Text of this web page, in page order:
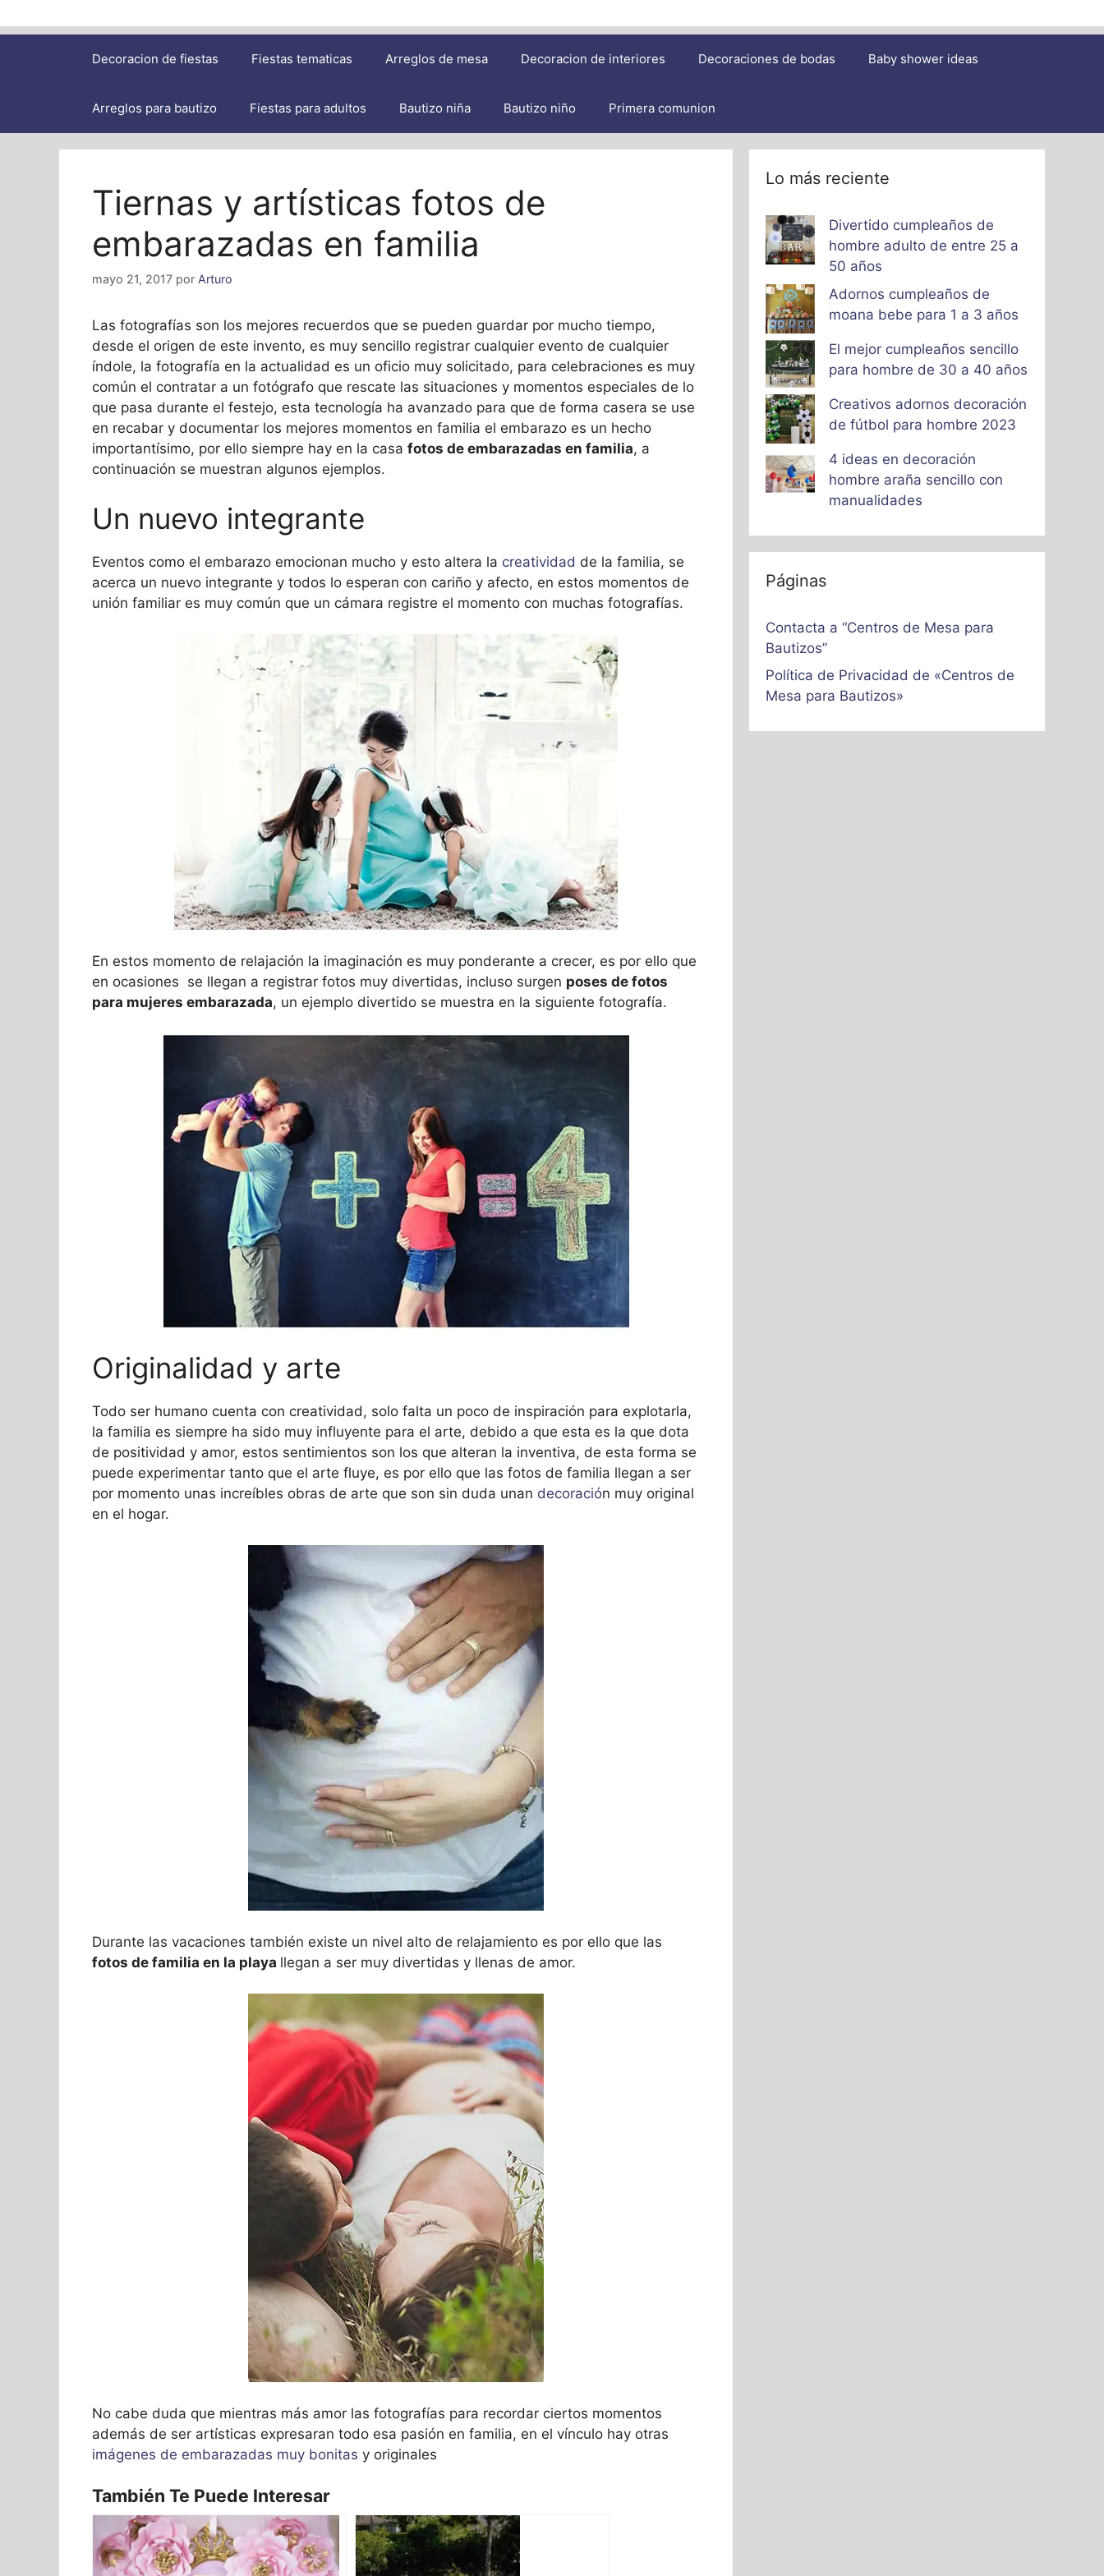
Decoracion de fiestas Fiestas tematicas Arreglos de mesa Decoracion de interiores Decoraciones de bodas Baby shower ideas
Arreglos para bautizo Fiestas para adultos Bautizo niña Bautizo niño Primera comunion
Tiernas y artísticas fotos de
embarazadas en familia
mayo 21, 2017 por Arturo
Las fotografías son los mejores recuerdos que se pueden guardar por mucho tiempo,
desde el origen de este invento, es muy sencillo registrar cualquier evento de cualquier
índole, la fotografía en la actualidad es un oficio muy solicitado, para celebraciones es muy
común el contratar a un fotógrafo que rescate las situaciones y momentos especiales de lo
que pasa durante el festejo, esta tecnología ha avanzado para que de forma casera se use
en recabar y documentar los mejores momentos en familia el embarazo es un hecho
importantísimo, por ello siempre hay en la casa fotos de embarazadas en familia, a
continuación se muestran algunos ejemplos.
Un nuevo integrante
Eventos como el embarazo emocionan mucho y esto altera la creatividad de la familia, se
acerca un nuevo integrante y todos lo esperan con cariño y afecto, en estos momentos de
unión familiar es muy común que un cámara registre el momento con muchas fotografías.
En estos momento de relajación la imaginación es muy ponderante a crecer, es por ello que
en ocasiones se llegan a registrar fotos muy divertidas, incluso surgen poses de fotos
para mujeres embarazada, un ejemplo divertido se muestra en la siguiente fotografía.
Originalidad y arte
Todo ser humano cuenta con creatividad, solo falta un poco de inspiración para explotarla,
la familia es siempre ha sido muy influyente para el arte, debido a que esta es la que dota
de positividad y amor, estos sentimientos son los que alteran la inventiva, de esta forma se
puede experimentar tanto que el arte fluye, es por ello que las fotos de familia llegan a ser
por momento unas increíbles obras de arte que son sin duda unan decoración muy original
en el hogar.
Durante las vacaciones también existe un nivel alto de relajamiento es por ello que las
fotos de familia en la playa llegan a ser muy divertidas y llenas de amor.
No cabe duda que mientras más amor las fotografías para recordar ciertos momentos
además de ser artísticas expresaran todo esa pasión en familia, en el vínculo hay otras
imágenes de embarazadas muy bonitas y originales
También Te Puede Interesar
Lo más reciente
Divertido cumpleaños de
hombre adulto de entre 25 a
50 años
Adornos cumpleaños de
moana bebe para 1 a 3 años
El mejor cumpleaños sencillo
para hombre de 30 a 40 años
Creativos adornos decoración
de fútbol para hombre 2023
4 ideas en decoración
hombre araña sencillo con
manualidades
Páginas
Contacta a “Centros de Mesa para
Bautizos”
Política de Privacidad de «Centros de
Mesa para Bautizos»